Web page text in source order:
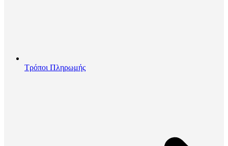
Τρόποι Πληρωμής